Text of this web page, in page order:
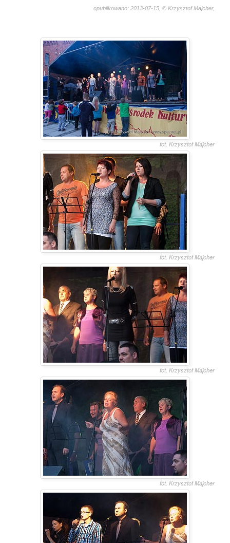
opublikowano: 2013-07-15, © Krzysztof Majcher,
fot. Krzysztof Majcher
fot. Krzysztof Majcher
fot. Krzysztof Majcher
fot. Krzysztof Majcher